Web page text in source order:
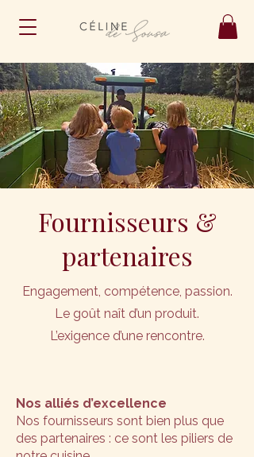
Fournisseurs &
partenaires
Engagement, compétence, passion.
Le goût naît d’un produit.
L’exigence d’une rencontre.
Nos alliés d’excellence
Nos fournisseurs sont bien plus que
des partenaires : ce sont les piliers de